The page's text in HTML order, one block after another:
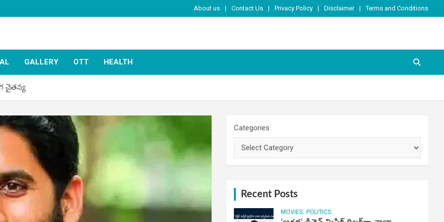
About us Contact Us Privacy Policy Disclaimer Terms and Conditions
GALLERY OTT HEALTH
చైతన్య
Categories
Recent Posts
MOVIES POLITICS